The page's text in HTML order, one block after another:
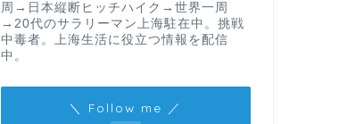
周→日本縦断ヒッチハイク→世界一周
→20代のサラリーマン上海駐在中。挑戦
中毒者。上海生活に役立つ情報を配信
中。
＼ Follow me ／